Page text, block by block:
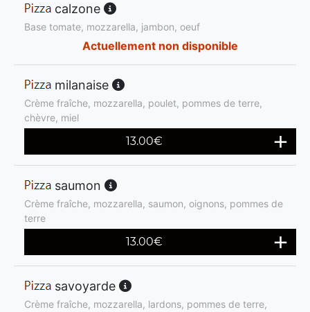
calzone
Base tomate, mozzarella, jambon, oeuf
Actuellement non disponible
milanaise
Crème fraîche, mozzarella, poulet, pommes de terre,
chèvre, miel
13.00€
saumon
Crème fraîche, mozzarella, saumon, oignons, pommes de
terre
13.00€
savoyarde
Crème fraîche, mozzarella, lardons, pommes de terre,